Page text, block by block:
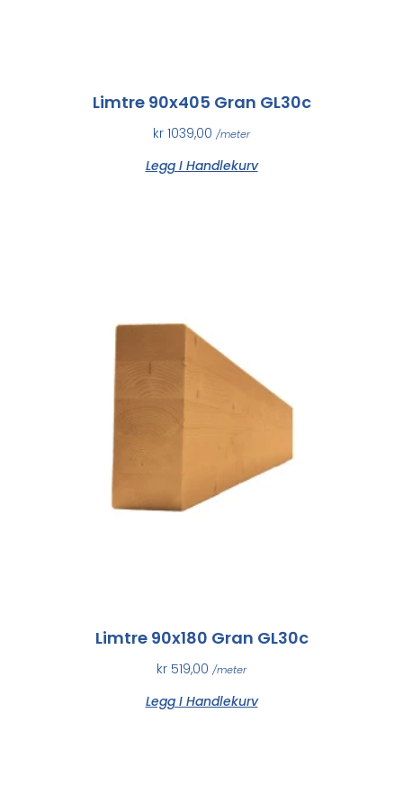
Limtre 90x405 Gran GL30c
kr 1039,00 /meter
Legg I Handlekurv
Limtre 90x180 Gran GL30c
kr 519,00 /meter
Legg I Handlekurv